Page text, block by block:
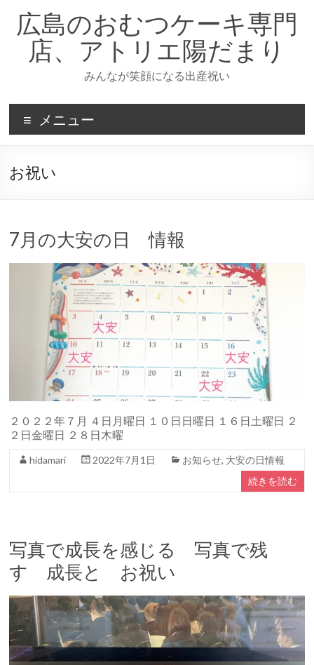
キ
プ
広島のおむつケーキ専門
店、アトリエ陽だまり
みんなが笑顔になる出産祝い
メニュー
お祝い
7月の大安の日 情報
２０２２年７月 ４日月曜日 １０日日曜日 １６日土曜日 ２
２日金曜日 ２８日木曜
hidamari 2022年7月1日 お知らせ, 大安の日情報
続きを読む
写真で成長を感じる 写真で残
す 成長と お祝い